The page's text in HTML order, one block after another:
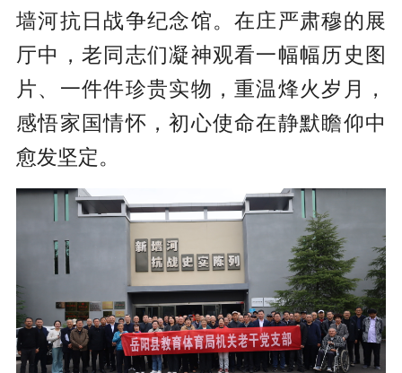
墙河抗日战争纪念馆。在庄严肃穆的展
厅中，老同志们凝神观看一幅幅历史图
片、一件件珍贵实物，重温烽火岁月，
感悟家国情怀，初心使命在静默瞻仰中
愈发坚定。